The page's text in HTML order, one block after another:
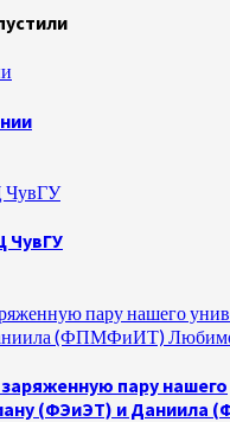
ЧувГУ
ЧувГУ
пару нашего
(ФПМФиИТ)
пару нашего
(ФЭиЭТ) и Даниила